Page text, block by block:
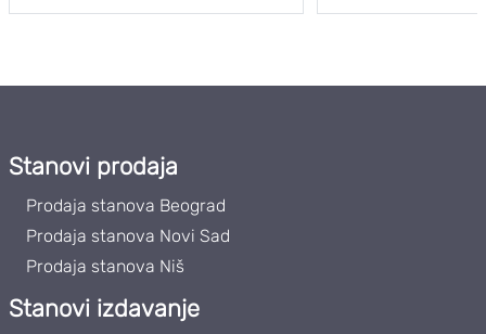
Stanovi prodaja
Prodaja stanova Beograd
Prodaja stanova Novi Sad
Prodaja stanova Niš
Stanovi izdavanje